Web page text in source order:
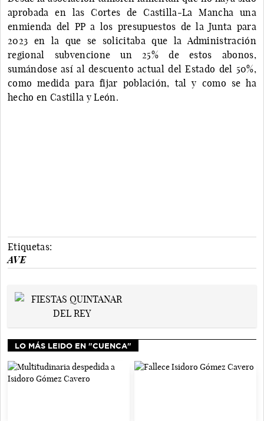
aprobada en las Cortes de Castilla-La Mancha una
enmienda del PP a los presupuestos de la Junta para
2023 en la que se solicitaba que la Administración
regional subvencione un 25% de estos abonos,
sumándose así al descuento actual del Estado del 50%,
como medida para fijar población, tal y como se ha
hecho en Castilla y León.
Etiquetas:
AVE
LO MÁS LEIDO EN "CUENCA"